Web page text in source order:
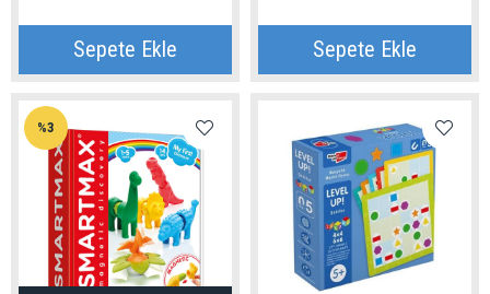
Sepete Ekle Sepete Ekle
%3